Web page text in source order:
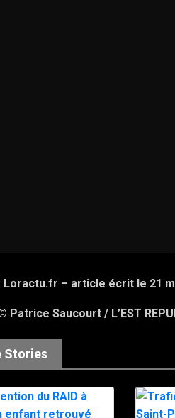
Loractu.fr – article écrit le 21
Patrice Saucourt / L’EST
Stories